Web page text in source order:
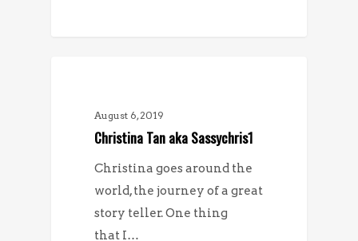
August 6, 2019
Christina Tan aka Sassychris1
Christina goes around the
world, the journey of a great
story teller. One thing
that I…